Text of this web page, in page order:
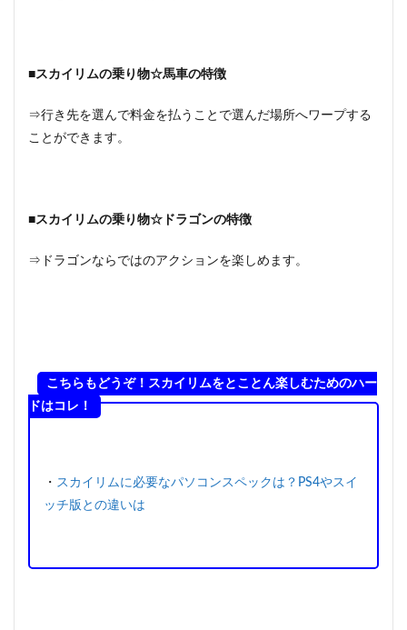
■スカイリムの乗り物☆馬車の特徴
⇒行き先を選んで料金を払うことで選んだ場所へワープする
ことができます。
■スカイリムの乗り物☆ドラゴンの特徴
⇒ドラゴンならではのアクションを楽しめます。
こちらもどうぞ！スカイリムをとことん楽しむためのハー
ドはコレ！
・ スカイリムに必要なパソコンスペックは？PS4やスイ
ッチ版との違いは